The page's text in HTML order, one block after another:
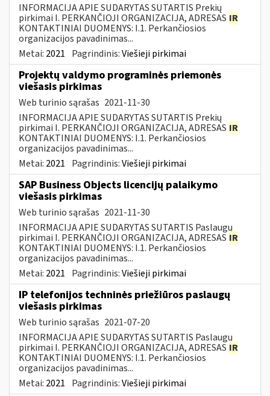
INFORMACIJA APIE SUDARYTAS SUTARTIS Prekių
pirkimai I. PERKANČIOJI ORGANIZACIJA, ADRESAS IR
KONTAKTINIAI DUOMENYS: I.1. Perkančiosios
organizacijos pavadinimas...
Metai: 2021 Pagrindinis:Viešieji pirkimai
Projektų valdymo programinės priemonės
viešasis pirkimas
Web turinio sąrašas 2021-11-30
INFORMACIJA APIE SUDARYTAS SUTARTIS Prekių
pirkimai I. PERKANČIOJI ORGANIZACIJA, ADRESAS IR
KONTAKTINIAI DUOMENYS: I.1. Perkančiosios
organizacijos pavadinimas...
Metai: 2021 Pagrindinis:Viešieji pirkimai
SAP Business Objects licencijų palaikymo
viešasis pirkimas
Web turinio sąrašas 2021-11-30
INFORMACIJA APIE SUDARYTAS SUTARTIS Paslaugų
pirkimai I. PERKANČIOJI ORGANIZACIJA, ADRESAS IR
KONTAKTINIAI DUOMENYS: I.1. Perkančiosios
organizacijos pavadinimas...
Metai: 2021 Pagrindinis:Viešieji pirkimai
IP telefonijos techninės priežiūros paslaugų
viešasis pirkimas
Web turinio sąrašas 2021-07-20
INFORMACIJA APIE SUDARYTAS SUTARTIS Paslaugų
pirkimai I. PERKANČIOJI ORGANIZACIJA, ADRESAS IR
KONTAKTINIAI DUOMENYS: I.1. Perkančiosios
organizacijos pavadinimas...
Metai: 2021 Pagrindinis:Viešieji pirkimai